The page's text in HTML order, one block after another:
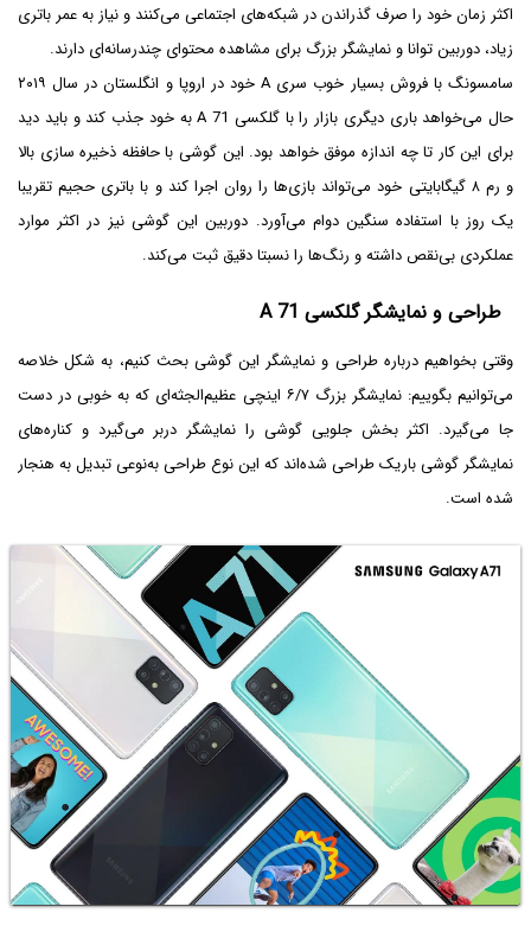
اکثر زمان خود را صرف گذراندن در شبکه‌های اجتماعی می‌کنند و نیاز به عمر باتری
زیاد، دوربین توانا و نمایشگر بزرگ برای مشاهده محتوای چندرسانه‌ای دارند.
سامسونگ با فروش بسیار خوب سری A خود در اروپا و انگلستان در سال ۲۰‍۱۹
حال می‌خواهد باری دیگری بازار را با گلکسی A 71 به خود جذب کند و باید دید
برای این کار تا چه اندازه موفق خواهد بود. این گوشی با حافظه ذخیره سازی بالا
و رم ۸ گیگابایتی خود می‌تواند بازی‌ها را روان اجرا کند و با باتری حجیم تقریبا
یک روز با استفاده سنگین دوام می‌آورد. دوربین این گوشی نیز در اکثر موارد
عملکردی بی‌نقص داشته و رنگ‌ها را نسبتا دقیق ثبت می‌کند.
طراحی و نمایشگر گلکسی A 71
وقتی بخواهیم درباره طراحی و نمایشگر این گوشی بحث کنیم، به شکل خلاصه
می‌توانیم بگوییم: نمایشگر بزرگ ۶/۷ اینچی عظیم‌الجثه‌ای که به خوبی در دست
جا می‌گیرد. اکثر بخش جلویی گوشی را نمایشگر دربر می‌گیرد و کناره‌های
نمایشگر گوشی باریک طراحی شده‌اند که این نوع طراحی به‌نوعی تبدیل به هنجار
شده است.